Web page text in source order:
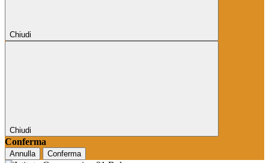
Chiudi
Chiudi
Conferma
Annulla Conferma